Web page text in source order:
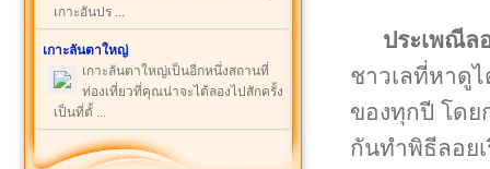
เกาะอันปร ...
เกาะลันตาใหญ่
เกาะลันตาใหญ่เป็นอีกหนึ่งสถานที่
ท่องเที่ยวที่คุณน่าจะได้ลองไปสักครั้ง
เป็นที่ตั้ ...
ประเพณีล
ชาวเลที่หาดู
ของทุกปี โดย
กันทำพิธีลอย